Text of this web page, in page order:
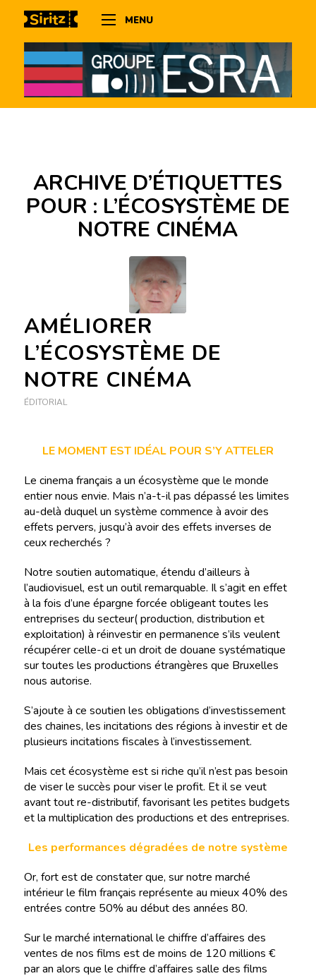
MENU
ARCHIVE D’ÉTIQUETTES
POUR : L’ÉCOSYSTÈME DE
NOTRE CINÉMA
AMÉLIORER
L’ÉCOSYSTÈME DE
NOTRE CINÉMA
ÉDITORIAL
LE MOMENT EST IDÉAL POUR S’Y ATTELER
Le cinema français a un écosystème que le monde
entier nous envie. Mais n’a-t-il pas dépassé les limites
au-delà duquel un système commence à avoir des
effets pervers, jusqu’à avoir des effets inverses de
ceux recherchés ?
Notre soutien automatique, étendu d’ailleurs à
l’audiovisuel, est un outil remarquable. Il s’agit en effet
à la fois d’une épargne forcée obligeant toutes les
entreprises du secteur( production, distribution et
exploitation) à réinvestir en permanence s’ils veulent
récupérer celle-ci et un droit de douane systématique
sur toutes les productions étrangères que Bruxelles
nous autorise.
S’ajoute à ce soutien les obligations d’investissement
des chaines, les incitations des régions à investir et de
plusieurs incitations fiscales à l’investissement.
Mais cet écosystème est si riche qu’il n’est pas besoin
de viser le succès pour viser le profit. Et il se veut
avant tout re-distributif, favorisant les petites budgets
et la multiplication des productions et des entreprises.
Les performances dégradées de notre système
Or, fort est de constater que, sur notre marché
intérieur le film français représente au mieux 40% des
entrées contre 50% au début des années 80.
Sur le marché international le chiffre d’affaires des
ventes de nos films est de moins de 120 millions €
par an alors que le chiffre d’affaires salle des films